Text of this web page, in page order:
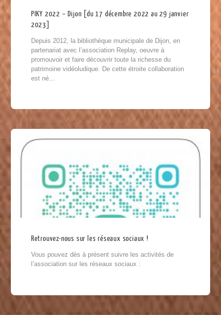
PIKY 2022 – Dijon [du 17 décembre 2022 au 29 janvier
2023]
Depuis 2012, la bibliothèque municipale de Dijon, en
partenariat avec l’association Replay, oeuvre à
promouvoir et faire découvrir toute la richesse du
patrimoine vidéoludique. De cette étroite collaboration
est né...
Retrouvez-nous sur les réseaux sociaux !
Vous pouvez dès à présent suivre les activités de
l’association sur les réseaux sociaux :